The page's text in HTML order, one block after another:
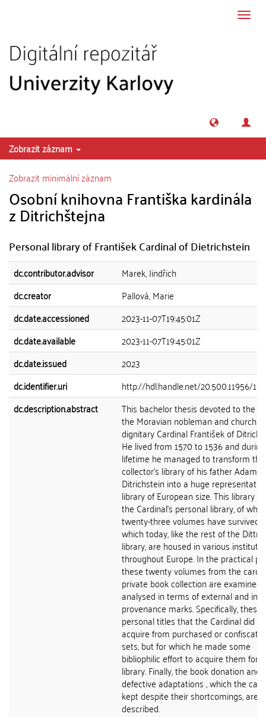
Zobrazit záznam
Zobrazit minimální záznam
Osobní knihovna Františka kardinála
z Ditrichštejna
Personal library of František Cardinal of Dietrichstein
dc.contributor.advisor
Marek, Jindřich
dc.creator
Pallová, Marie
dc.date.accessioned
2023-11-07T19:45:01Z
dc.date.available
2023-11-07T19:45:01Z
dc.date.issued
2023
dc.identifier.uri
http://hdl.handle.net/20.500.11956/
dc.description.abstract
This bachelor thesis devoted to the
the Moravian nobleman and church
dignitary Cardinal František of
He lived from 1570 to 1536 and
lifetime he managed to transform
collector's library of his father Adam of
Ditrichstein into a huge
library of European size. This library
the Cardinal's personal library, of
twenty-three volumes have survived,
which today, like the rest of the
library, are housed in various
throughout Europe. In the practical
these twenty volumes from the
private book collection are examined
analysed in terms of external and
provenance marks. Specifically, these
personal titles that the Cardinal did
acquire from purchased or
sets, but for which he made some
bibliophilic effort to acquire them for
library. Finally, the book donation and
defective adaptations , which the
kept despite their shortcomings, are
described.